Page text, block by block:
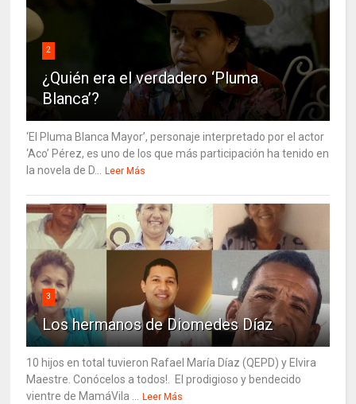
2
¿Quién era el verdadero ‘Pluma
Blanca’?
‘El Pluma Blanca Mayor’, personaje interpretado por el actor
‘Aco’ Pérez, es uno de los que más participación ha tenido en
la novela de D...
Leer Más
3
Los hermanos de Diomedes Díaz
10 hijos en total tuvieron Rafael María Díaz (QEPD) y Elvira
Maestre. Conócelos a todos!. El prodigioso y bendecido
vientre de MamáVila ...
Leer Más